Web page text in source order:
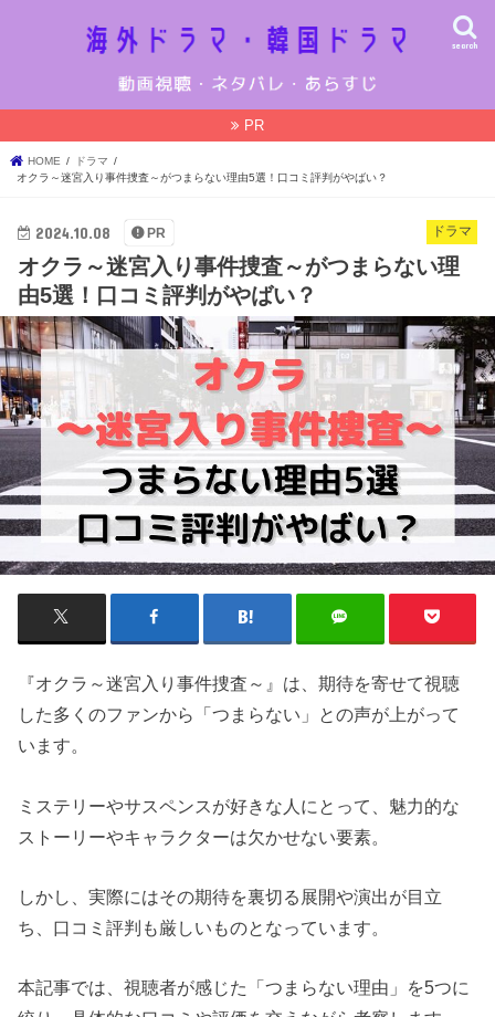
search
PR
HOME
ドラマ
オクラ～迷宮入り事件捜査～がつまらない理由5選！口コミ評判がやばい？
ドラマ
2024.10.08 PR
オクラ～迷宮入り事件捜査～がつまらない理
由5選！口コミ評判がやばい？
『オクラ～迷宮入り事件捜査～』は、期待を寄せて視聴
した多くのファンから「つまらない」との声が上がって
います。
ミステリーやサスペンスが好きな人にとって、魅力的な
ストーリーやキャラクターは欠かせない要素。
しかし、実際にはその期待を裏切る展開や演出が目立
ち、口コミ評判も厳しいものとなっています。
本記事では、視聴者が感じた「つまらない理由」を5つに